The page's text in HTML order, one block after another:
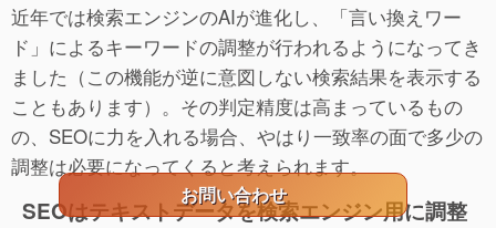
近年では検索エンジンのAIが進化し、「言い換えワー
ド」によるキーワードの調整が行われるようになってき
ました（この機能が逆に意図しない検索結果を表示する
こともあります）。その判定精度は高まっているもの
の、SEOに力を入れる場合、やはり一致率の面で多少の
調整は必要になってくると考えられます。
SEOはテキストデータを検索エンジン用に調整
お問い合わせ